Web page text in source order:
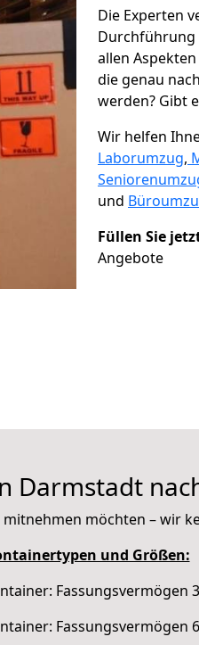
Die Experten
Durchführung
allen
die genau
werden? Gibt
Wir helfen
Laborumzug,
und
Füllen Sie
Angebote
Darmstadt
mitnehmen möchten – wir
und Größen:
Fassungsvermögen
Fassungsvermögen